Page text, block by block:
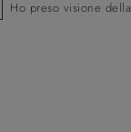
Ho preso visione della